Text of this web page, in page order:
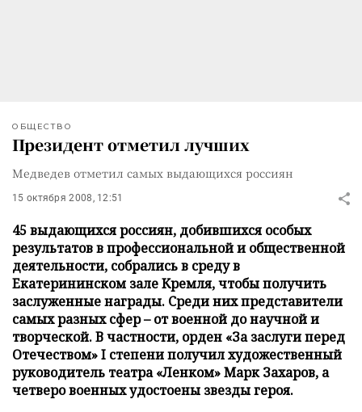
ОБЩЕСТВО
Президент отметил лучших
Медведев отметил самых выдающихся россиян
15 октября 2008, 12:51
45 выдающихся россиян, добившихся особых
результатов в профессиональной и общественной
деятельности, собрались в среду в
Екатерининском зале Кремля, чтобы получить
заслуженные награды. Среди них представители
самых разных сфер – от военной до научной и
творческой. В частности, орден «За заслуги перед
Отечеством» I степени получил художественный
руководитель театра «Ленком» Марк Захаров, а
четверо военных удостоены звезды героя.